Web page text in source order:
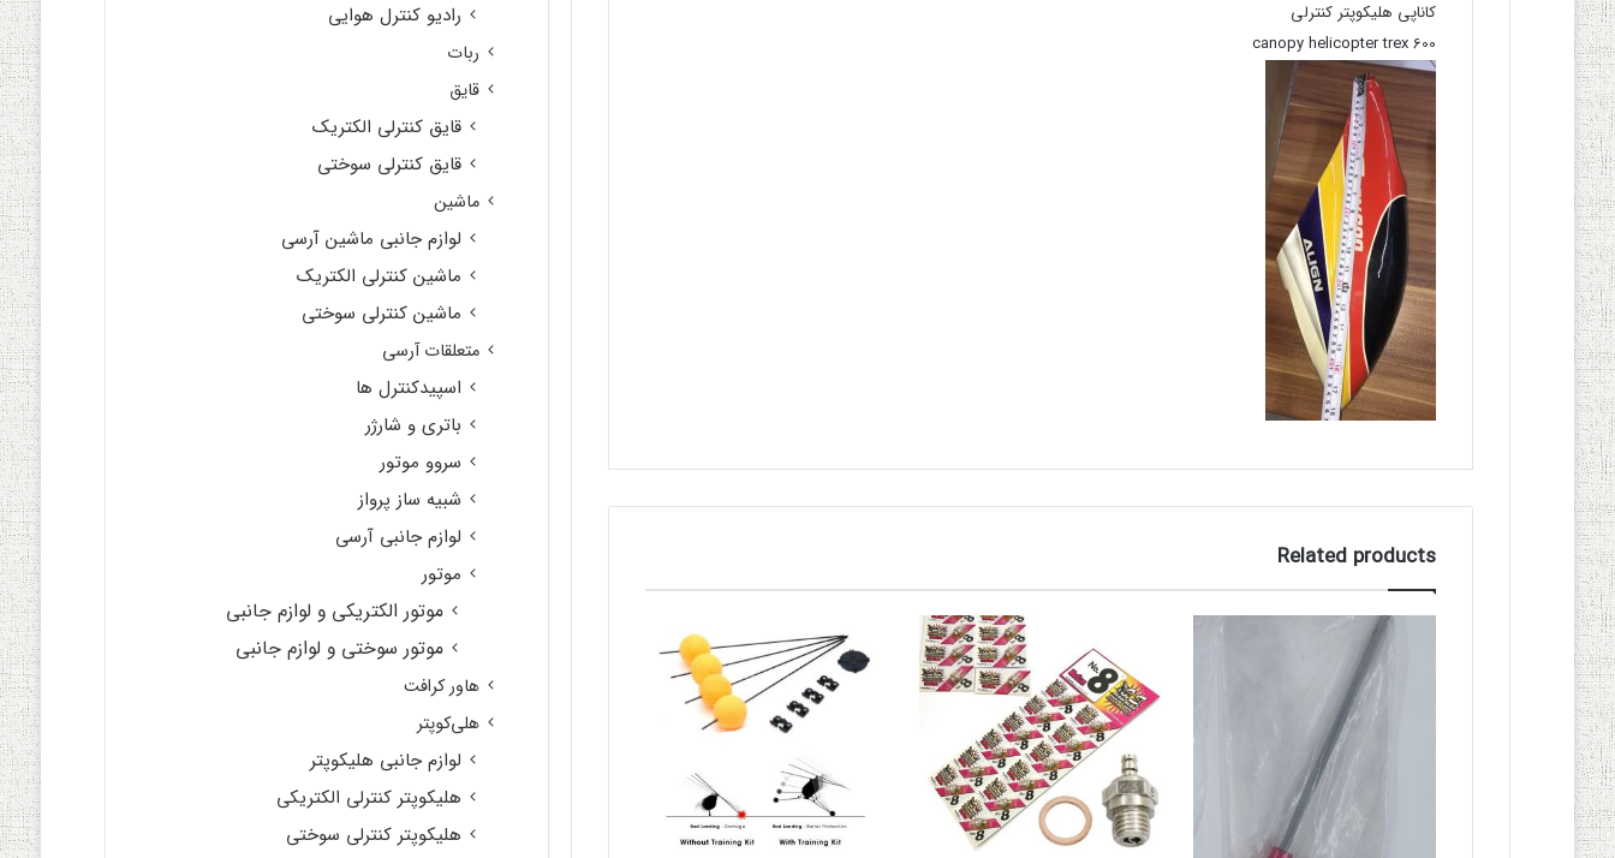
کاناپی هلیکوپتر کنترلی
canopy helicopter trex 600
Related products
رادیو کنترل هوایی
ربات
قایق
قایق کنترلی الکتریک
قایق کنترلی سوختی
ماشین
لوازم جانبی ماشین آرسی
ماشین کنترلی الکتریک
ماشین کنترلی سوختی
متعلقات آرسی
اسپیدکنترل ها
باتری و شارژر
سروو موتور
شبیه ساز پرواز
لوازم جانبی آرسی
موتور
موتور الکتریکی و لوازم جانبی
موتور سوختی و لوازم جانبی
هاور کرافت
هلی‌کوپتر
لوازم جانبی هلیکوپتر
هلیکوپتر کنترلی الکتریکی
هلیکوپتر کنترلی سوختی